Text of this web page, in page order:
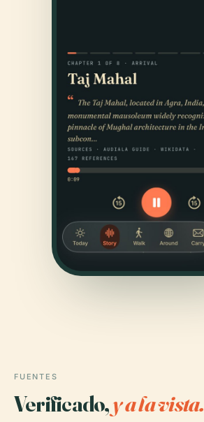
FUENTES
Verificado,y a la vista.